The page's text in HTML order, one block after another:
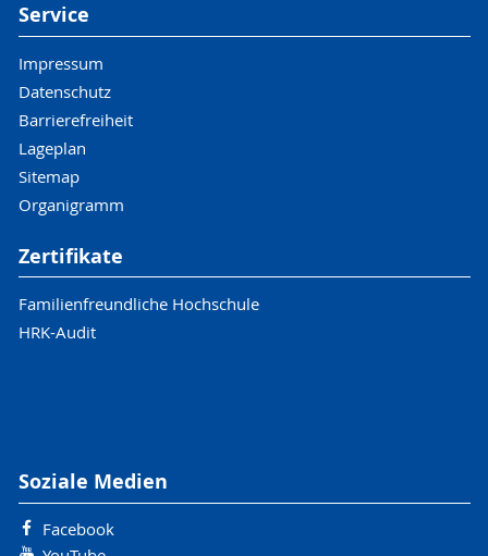
Service
Impressum
Datenschutz
Barrierefreiheit
Lageplan
Sitemap
Organigramm
Zertifikate
Familienfreundliche Hochschule
HRK-Audit
Soziale Medien
Facebook